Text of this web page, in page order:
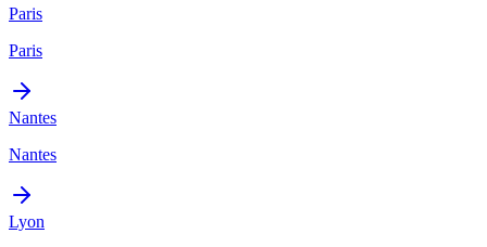
Paris
Paris
Nantes
Nantes
Lyon